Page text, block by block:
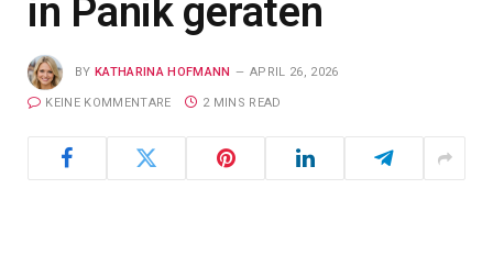
in Panik geraten
BY KATHARINA HOFMANN APRIL 26, 2026
KEINE KOMMENTARE 2 MINS READ